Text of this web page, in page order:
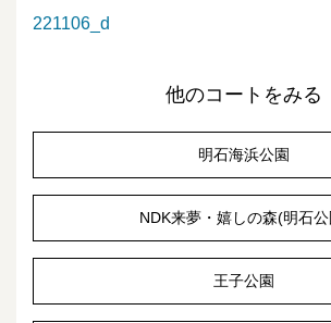
221106_d
他のコートをみる
明石海浜公園
NDK来夢・嬉しの森(明石
王子公園